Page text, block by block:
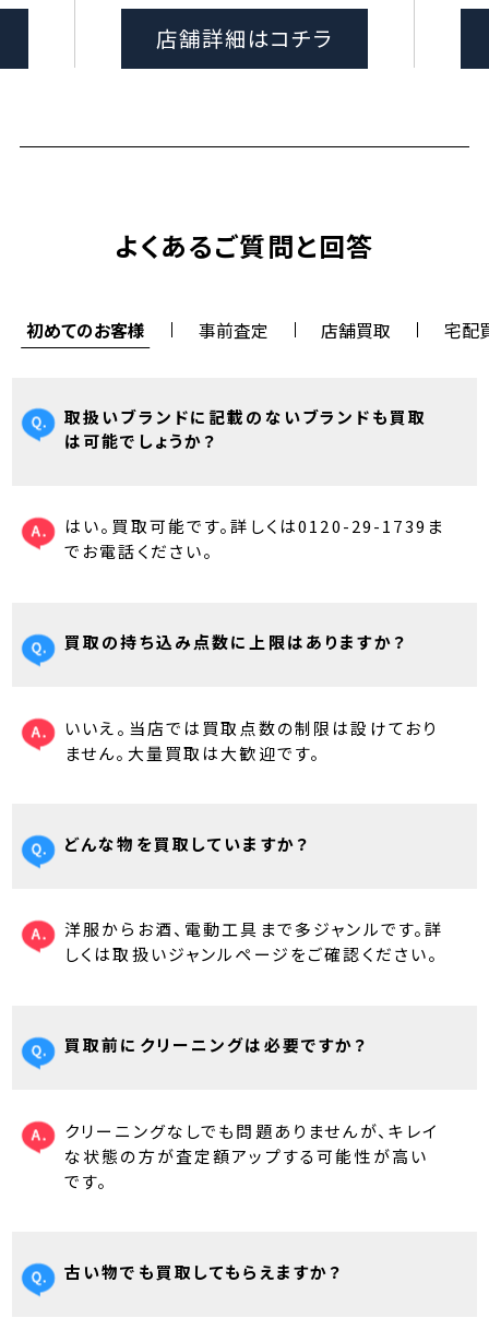
店舗詳細はコチラ
よくあるご質問と回答
初めてのお客様 事前査定 店舗買取 宅配
取扱いブランドに記載のないブランドも買取
は可能でしょうか？
はい。買取可能です。詳しくは0120-29-1739ま
でお電話ください。
買取の持ち込み点数に上限はありますか？
いいえ。当店では買取点数の制限は設けており
ません。大量買取は大歓迎です。
どんな物を買取していますか？
洋服からお酒、電動工具まで多ジャンルです。詳
しくは取扱いジャンルページをご確認ください。
買取前にクリーニングは必要ですか？
クリーニングなしでも問題ありませんが、キレイ
な状態の方が査定額アップする可能性が高い
です。
古い物でも買取してもらえますか？